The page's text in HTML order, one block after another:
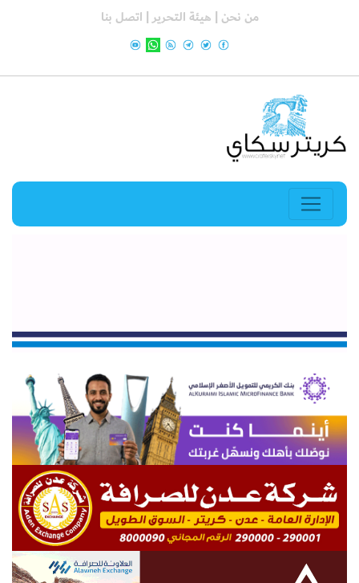
من نحن | هيئة التحرير | اتصل بنا